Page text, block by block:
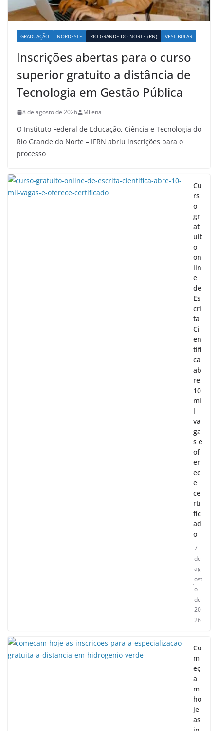
GRADUAÇÃO NORDESTE RIO GRANDE DO NORTE (RN) VESTIBULAR
Inscrições abertas para o curso
superior gratuito a distância de
Tecnologia em Gestão Pública
8 de agosto de 2026 Milena
O Instituto Federal de Educação, Ciência e Tecnologia do
Rio Grande do Norte – IFRN abriu inscrições para o
processo
Cu
rs
o
gr
at
uit
o
on
lin
e
de
Es
cri
ta
Ci
en
tífi
ca
ab
re
10
mi
l
va
ga
s e
of
er
ec
e
ce
rti
fic
ad
o
7
de
ag
ost
o
de
20
26
Co
m
eç
a
m
ho
je
as